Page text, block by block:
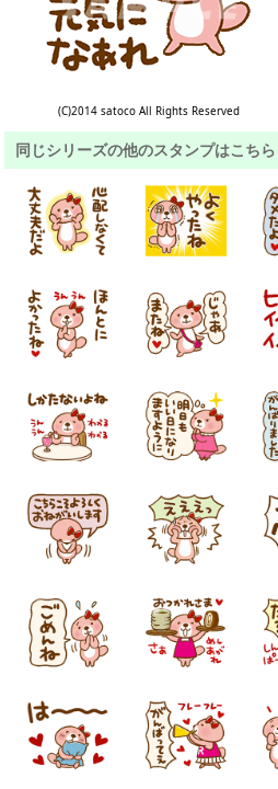
(C)2014 satoco All Rights Reserved
同じシリーズの他のスタンプはこちら